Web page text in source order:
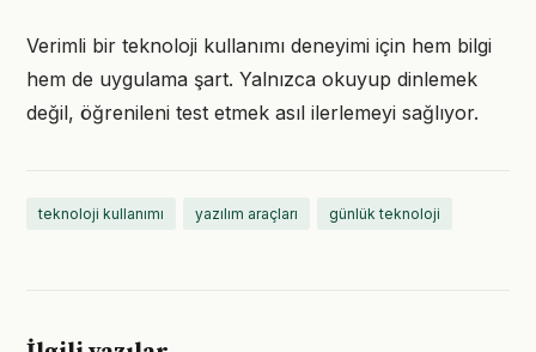
Verimli bir teknoloji kullanımı deneyimi için hem bilgi
hem de uygulama şart. Yalnızca okuyup dinlemek
değil, öğrenileni test etmek asıl ilerlemeyi sağlıyor.
teknoloji kullanımı yazılım araçları günlük teknoloji